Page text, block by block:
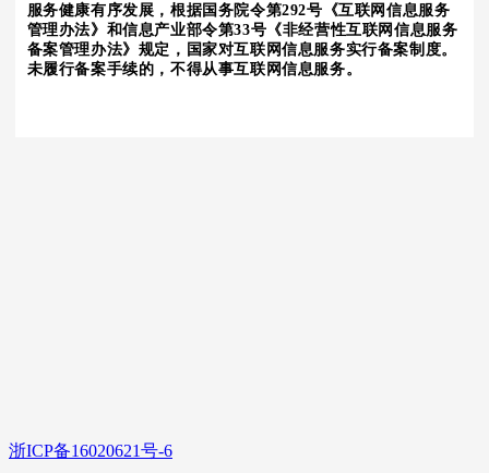
服务健康有序发展，根据国务院令第292号《互联网信息服务
管理办法》和信息产业部令第33号《非经营性互联网信息服务
备案管理办法》规定，国家对互联网信息服务实行备案制度。
未履行备案手续的，不得从事互联网信息服务。
浙ICP备16020621号-6